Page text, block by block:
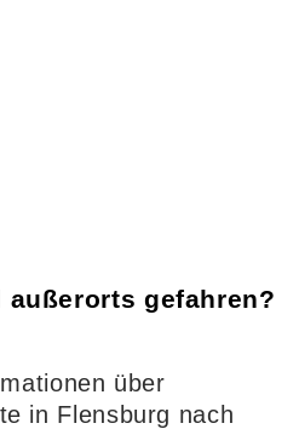
gefahren?
über
in Flensburg nach